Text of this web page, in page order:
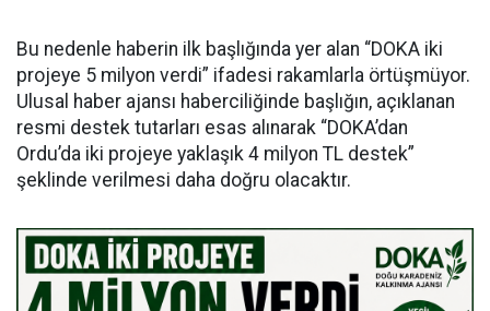
Bu nedenle haberin ilk başlığında yer alan “DOKA iki
projeye 5 milyon verdi” ifadesi rakamlarla örtüşmüyor.
Ulusal haber ajansı haberciliğinde başlığın, açıklanan
resmi destek tutarları esas alınarak “DOKA’dan
Ordu’da iki projeye yaklaşık 4 milyon TL destek”
şeklinde verilmesi daha doğru olacaktır.